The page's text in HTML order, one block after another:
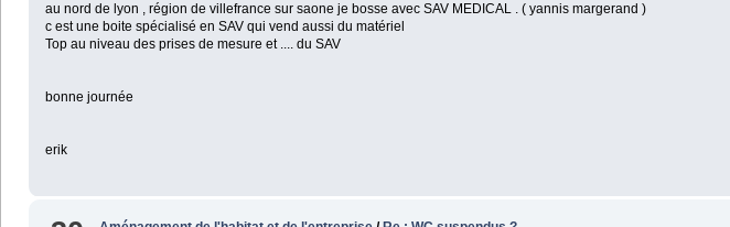
au nord de lyon , région de villefrance sur saone je bosse avec SAV MEDICAL . ( yannis margerand )
c est une boite spécialisé en SAV qui vend aussi du matériel
Top au niveau des prises de mesure et .... du SAV
bonne journée
erik